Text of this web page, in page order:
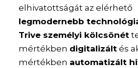
elhivatottságát az elérhető
legmodernebb
Trive személyi kölcsönét
mértékben digitalizált és
mértékben automatizált